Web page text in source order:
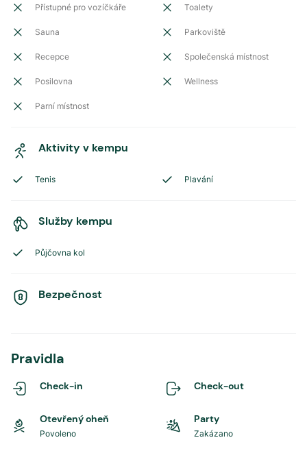
Přístupné pro vozíčkáře Toalety
Sauna Parkoviště
Recepce Společenská místnost
Posilovna Wellness
Parní místnost
Aktivity v kempu
Tenis Plavání
Služby kempu
Půjčovna kol
Bezpečnost
Pravidla
Check-in Check-out
Otevřený oheň
Povoleno
Party
Zakázano